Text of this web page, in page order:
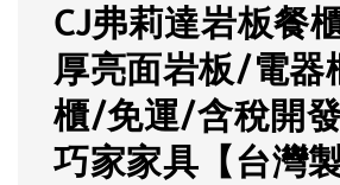
CJ弗莉達岩板餐
厚亮面岩板/電器
櫃/免運/含稅開
巧家家具【台灣製